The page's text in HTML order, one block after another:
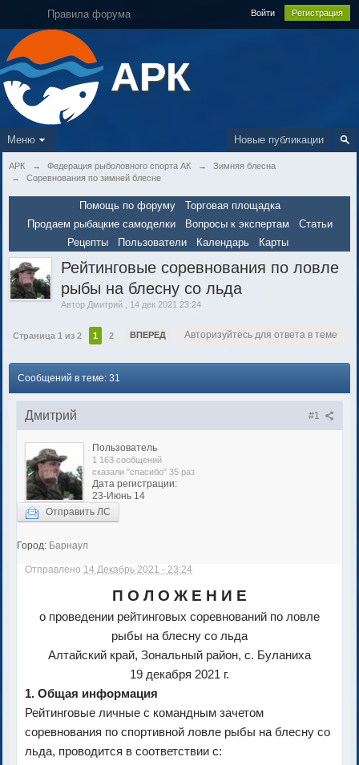
Правила форума Войти Регистрация
АРК
Новые публикации
Меню
АРК → Федерация рыболовного спорта АК →
Зимняя блесна
→
Соревнования по зимней блесне
Помощь по форуму
Торговая площадка
Продаем рыбацкие самоделки
Вопросы к экспертам
Статьи
Рецепты
Пользователи Календарь Карты
Рейтинговые соревнования по ловле
рыбы на блесну со льда
Автор Дмитрий 14 дек 2021 23:24
Страница 1 из 2 1 2 ВПЕРЕД Авторизуйтесь для ответа в теме
Сообщений в теме: 31
#1
Дмитрий
Пользователь
1 163 сообщений
сказали "спасибо" 35 раз
Дата регистрации:
23-Июнь 14
Отправить ЛС
Город: Барнаул
Отправлено 14 Декабрь 2021 - 23:24
П О Л О Ж Е Н И Е
о проведении рейтинговых соревнований по ловле
рыбы на блесну со льда
Алтайский край, Зональный район, с. Буланиха
19 декабря 2021 г.
1. Общая информация
Рейтинговые личные с командным зачетом
соревнования по спортивной ловле рыбы на блесну со
льда, проводится в соответствии с: